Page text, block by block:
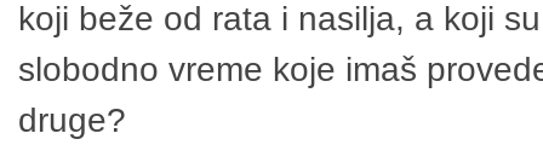
koji beže od rata i nasilja, a koji
slobodno vreme koje imaš
druge?